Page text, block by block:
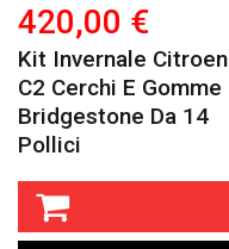
420,00 €
Kit Invernale Citroen
C2 Cerchi E Gomme
Bridgestone Da 14
Pollici